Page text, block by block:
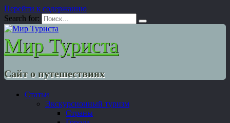
Перейти к содержанию
Search for:
Мир Туриста
Сайт о путешествиях
Статьи
Экскурсионный туризм
Страны